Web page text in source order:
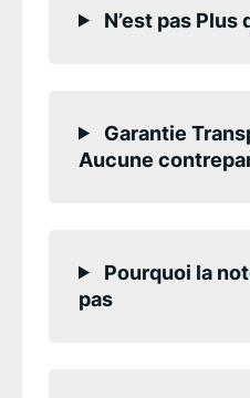
N’est pas
Garantie
Aucune
Pourquoi la
pas